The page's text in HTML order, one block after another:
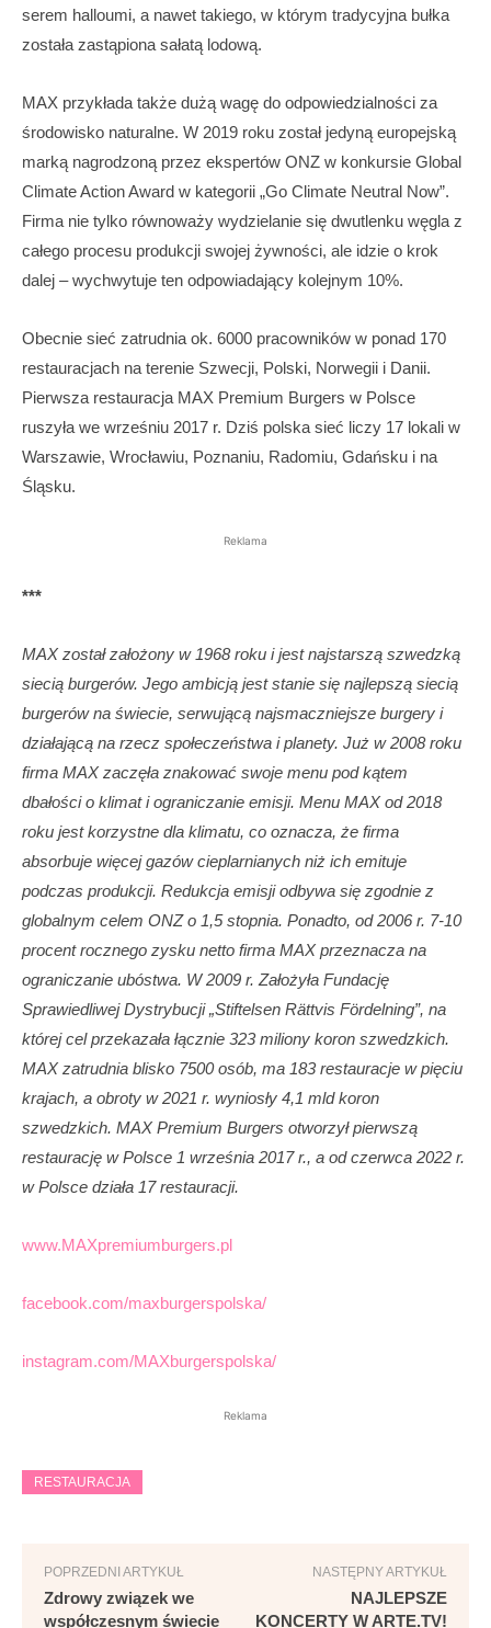
serem halloumi, a nawet takiego, w którym tradycyjna bułka
została zastąpiona sałatą lodową.
MAX przykłada także dużą wagę do odpowiedzialności za
środowisko naturalne. W 2019 roku został jedyną europejską
marką nagrodzoną przez ekspertów ONZ w konkursie Global
Climate Action Award w kategorii „Go Climate Neutral Now”.
Firma nie tylko równoważy wydzielanie się dwutlenku węgla z
całego procesu produkcji swojej żywności, ale idzie o krok
dalej – wychwytuje ten odpowiadający kolejnym 10%.
Obecnie sieć zatrudnia ok. 6000 pracowników w ponad 170
restauracjach na terenie Szwecji, Polski, Norwegii i Danii.
Pierwsza restauracja MAX Premium Burgers w Polsce
ruszyła we wrześniu 2017 r. Dziś polska sieć liczy 17 lokali w
Warszawie, Wrocławiu, Poznaniu, Radomiu, Gdańsku i na
Śląsku.
Reklama
***
MAX został założony w 1968 roku i jest najstarszą szwedzką
siecią burgerów. Jego ambicją jest stanie się najlepszą siecią
burgerów na świecie, serwującą najsmaczniejsze burgery i
działającą na rzecz społeczeństwa i planety. Już w 2008 roku
firma MAX zaczęła znakować swoje menu pod kątem
dbałości o klimat i ograniczanie emisji. Menu MAX od 2018
roku jest korzystne dla klimatu, co oznacza, że ​​firma
absorbuje więcej gazów cieplarnianych niż ich emituje
podczas produkcji. Redukcja emisji odbywa się zgodnie z
globalnym celem ONZ o 1,5 stopnia. Ponadto, od 2006 r. 7-10
procent rocznego zysku netto firma MAX przeznacza na
ograniczanie ubóstwa. W 2009 r. Założyła Fundację
Sprawiedliwej Dystrybucji „Stiftelsen Rättvis Fördelning”, na
której cel przekazała łącznie 323 miliony koron szwedzkich.
MAX zatrudnia blisko 7500 osób, ma 183 restauracje w pięciu
krajach, a obroty w 2021 r. wyniosły 4,1 mld koron
szwedzkich. MAX Premium Burgers otworzył pierwszą
restaurację w Polsce 1 września 2017 r., a od czerwca 2022 r.
w Polsce działa 17 restauracji.
www.MAXpremiumburgers.pl
facebook.com/maxburgerspolska/
instagram.com/MAXburgerspolska/
Reklama
RESTAURACJA
POPRZEDNI ARTYKUŁ
Zdrowy związek we
współczesnym świecie
NASTĘPNY ARTYKUŁ
NAJLEPSZE
KONCERTY W ARTE.TV!